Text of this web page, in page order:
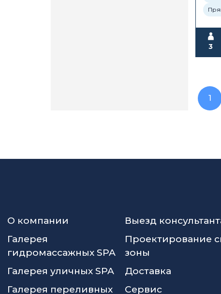
3
1
О компании
Галерея
гидромассажных SPA
Галерея уличных SPA
Галерея переливных
Выезд
Проектирование
зоны
Доставка
Сервис